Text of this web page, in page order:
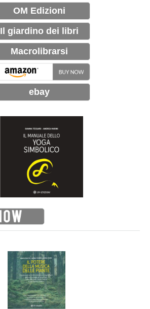
OM Edizioni
Il giardino dei libri
Macrolibrarsi
ebay